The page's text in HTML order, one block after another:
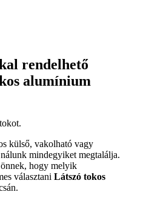
rendelhető
alumínium
külső, vakolható vagy
mindegyiket megtalálja.
hogy melyik
választani Látszó tokos